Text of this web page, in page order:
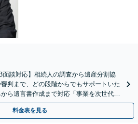
面談対応】相続人の調査から遺産分割協
判まで、どの段階からでもサポートいた
ら遺言書作成まで対応「事業を次世代に
ポート」【完全個室相談】
料金表を見る